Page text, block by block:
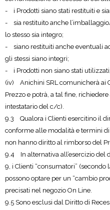
- i Prodotti siano stati restituiti e
- sia restituito anche
lo stesso sia integro;
- siano restituiti anche eventuali
gli stessi siano integri;
- i Prodotti non siano stati utilizzati;
(iv) Anichini SRL comunicherà ai
Prezzo e potrà, a tal fine,
intestatario del c/c).
9.3 Qualora i Clienti esercitino il
conforme alle modalità e termini
non hanno diritto al rimborso del
9.4 In alternativa all’esercizio del
9, i Clienti “consumatori” (secondo
possono optare per un “cambio
precisati nel negozio On Line.
9.5 Sono esclusi dal Diritto di